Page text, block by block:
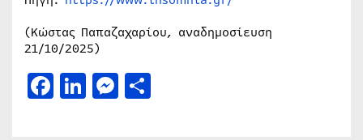
(Κώστας Παπαζαχαρίου, αναδημοσίευση
21/10/2025)
Facebook
LinkedIn
Messenger